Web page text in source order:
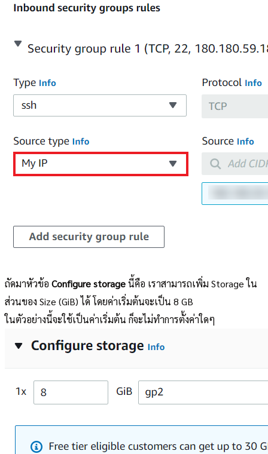
ถัดมาหัวข้อ Configure storageนี้คือ เราสามารถเพิ่ม Storage ใน
ส่วนของ Size (GiB) ได้ โดยค่าเริ่มต้นจะเป็น 8 GB
ในตัวอย่างนี้จะใช้เป็นค่าเริ่มต้น ก็จะไม่ทำการตั้งค่าใดๆ